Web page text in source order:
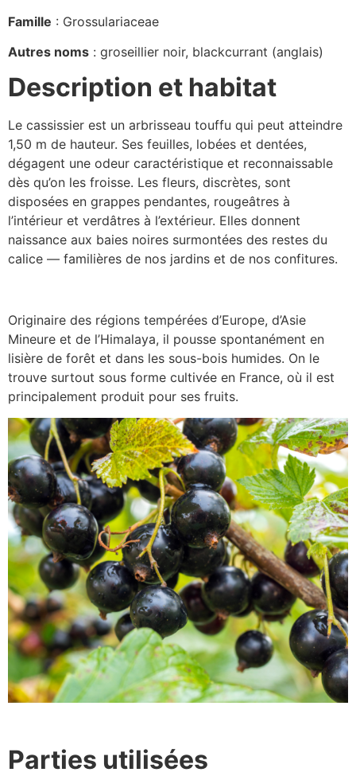
Famille : Grossulariaceae
Autres noms : groseillier noir, blackcurrant (anglais)
Description et habitat
Le cassissier est un arbrisseau touffu qui peut atteindre
1,50 m de hauteur. Ses feuilles, lobées et dentées,
dégagent une odeur caractéristique et reconnaissable
dès qu’on les froisse. Les fleurs, discrètes, sont
disposées en grappes pendantes, rougeâtres à
l’intérieur et verdâtres à l’extérieur. Elles donnent
naissance aux baies noires surmontées des restes du
calice — familières de nos jardins et de nos confitures.
Originaire des régions tempérées d’Europe, d’Asie
Mineure et de l’Himalaya, il pousse spontanément en
lisière de forêt et dans les sous-bois humides. On le
trouve surtout sous forme cultivée en France, où il est
principalement produit pour ses fruits.
Parties utilisées